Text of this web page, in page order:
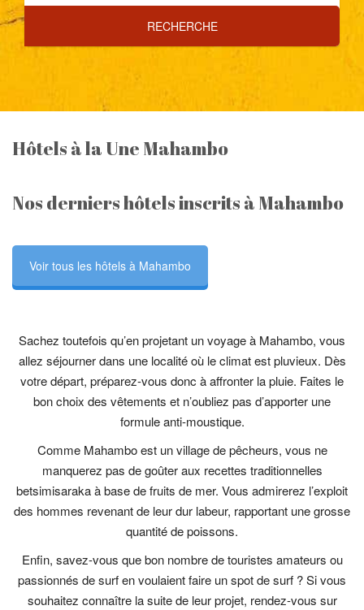
RECHERCHE
Hôtels à la Une Mahambo
Nos derniers hôtels inscrits à Mahambo
Voir tous les hôtels à Mahambo
Sachez toutefois qu’en projetant un voyage à Mahambo, vous
allez séjourner dans une localité où le climat est pluvieux. Dès
votre départ, préparez-vous donc à affronter la pluie. Faites le
bon choix des vêtements et n’oubliez pas d’apporter une
formule anti-moustique.
Comme Mahambo est un village de pêcheurs, vous ne
manquerez pas de goûter aux recettes traditionnelles
betsimisaraka à base de fruits de mer. Vous admirerez l’exploit
des hommes revenant de leur dur labeur, rapportant une grosse
quantité de poissons.
Enfin, savez-vous que bon nombre de touristes amateurs ou
passionnés de surf en voulaient faire un spot de surf ? Si vous
souhaitez connaître la suite de leur projet, rendez-vous sur